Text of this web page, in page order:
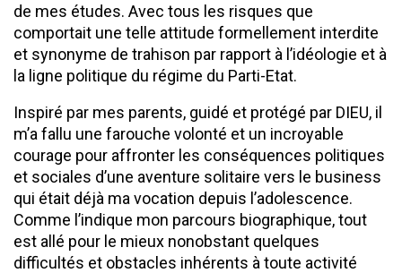
de mes études. Avec tous les risques que
comportait une telle attitude formellement interdite
et synonyme de trahison par rapport à l’idéologie et à
la ligne politique du régime du Parti-Etat.
Inspiré par mes parents, guidé et protégé par DIEU, il
m’a fallu une farouche volonté et un incroyable
courage pour affronter les conséquences politiques
et sociales d’une aventure solitaire vers le business
qui était déjà ma vocation depuis l’adolescence.
Comme l’indique mon parcours biographique, tout
est allé pour le mieux nonobstant quelques
difficultés et obstacles inhérents à toute activité